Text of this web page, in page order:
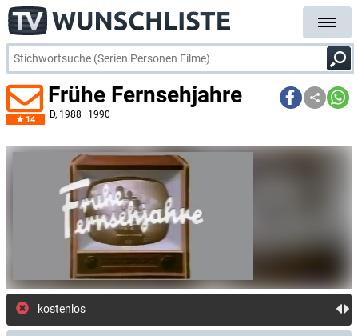
14
Frühe Fernsehjahre
D, 1988–1990
kostenlose E-Mail-B